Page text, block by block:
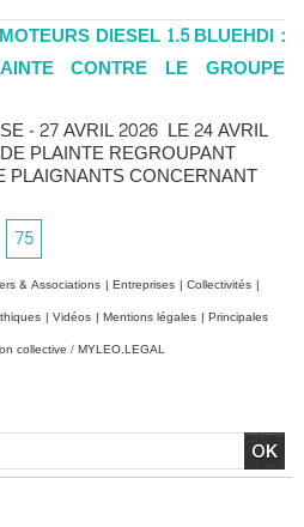
DIESEL 1.5 BLUEHDI :
CONTRE LE GROUPE
- 27 AVRIL 2026 LE 24 AVRIL
PLAINTE REGROUPANT
PLAIGNANTS CONCERNANT
75
& Associations | Entreprises | Collectivités |
| Vidéos | Mentions légales | Principales
collective / MYLEO.LEGAL
la bataille se déplace